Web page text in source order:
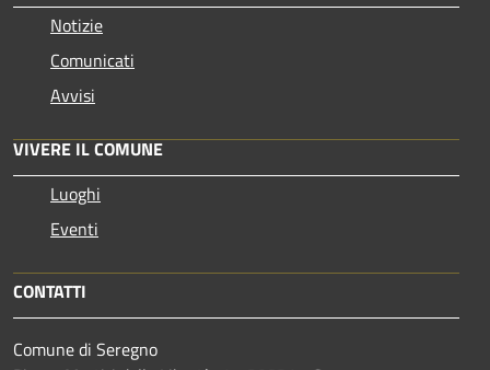
Notizie
Comunicati
Avvisi
VIVERE IL COMUNE
Luoghi
Eventi
CONTATTI
Comune di Seregno